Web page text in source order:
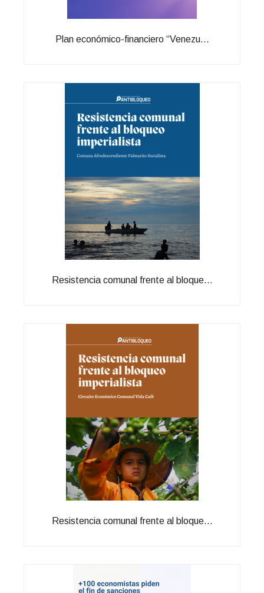
Plan económico-financiero “Venezu...
Resistencia comunal frente al bloque...
Resistencia comunal frente al bloque...